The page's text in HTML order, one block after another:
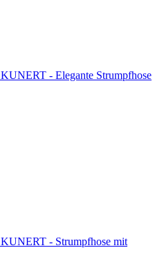
KUNERT - Elegante Strumpfhose
KUNERT - Strumpfhose mit